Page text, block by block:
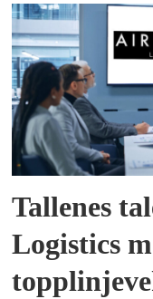
Tallenes
Logistics